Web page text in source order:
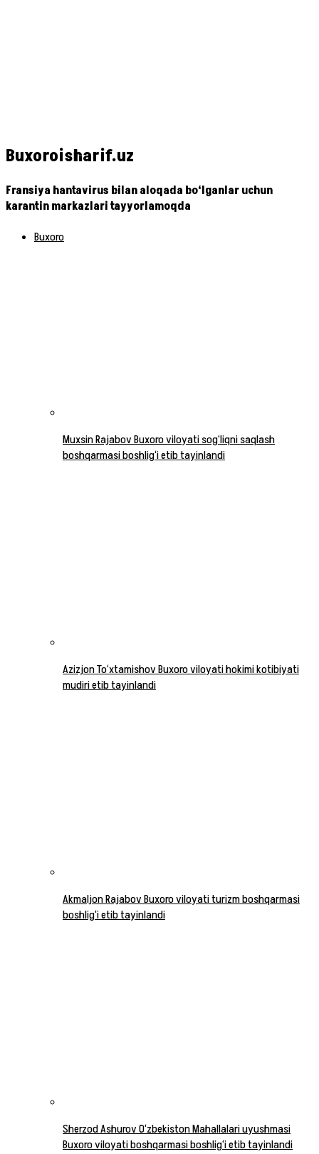
Buxoroisharif.uz
Fransiya hantavirus bilan aloqada bo‘lganlar uchun
karantin markazlari tayyorlamoqda
Buxoro
Muxsin Rajabov Buxoro viloyati sog‘liqni saqlash
boshqarmasi boshlig‘i etib tayinlandi
Azizjon To‘xtamishov Buxoro viloyati hokimi kotibiyati
mudiri etib tayinlandi
Akmaljon Rajabov Buxoro viloyati turizm boshqarmasi
boshlig‘i etib tayinlandi
Sherzod Ashurov O‘zbekiston Mahallalari uyushmasi
Buxoro viloyati boshqarmasi boshlig‘i etib tayinlandi